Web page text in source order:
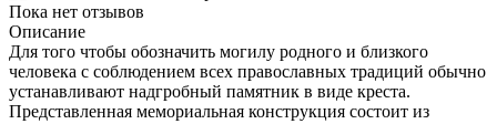
Пока нет отзывов
Описание
Для того чтобы обозначить могилу родного и близкого
человека с соблюдением всех православных традиций обычно
устанавливают надгробный памятник в виде креста.
Представленная мемориальная конструкция состоит из